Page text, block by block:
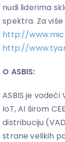
nudi liderima
spektra. Za
http://
http://
O ASBIS:
ASBIS je
IoT, AI širom
distribuciju
strane velikih